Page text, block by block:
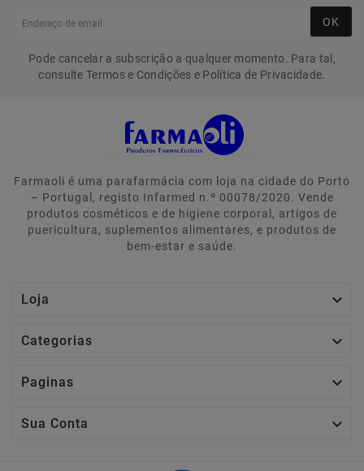
OK
Pode cancelar a subscrição a qualquer momento. Para tal,
consulte Termos e Condições e Política de Privacidade.
Farmaoli é uma parafarmácia com loja na cidade do Porto
– Portugal, registo Infarmed n.º 00078/2020. Vende
produtos cosméticos e de higiene corporal, artigos de
puericultura, suplementos alimentares, e produtos de
bem-estar e saúde.
Loja 
Categorias 
Paginas 
Sua Conta 